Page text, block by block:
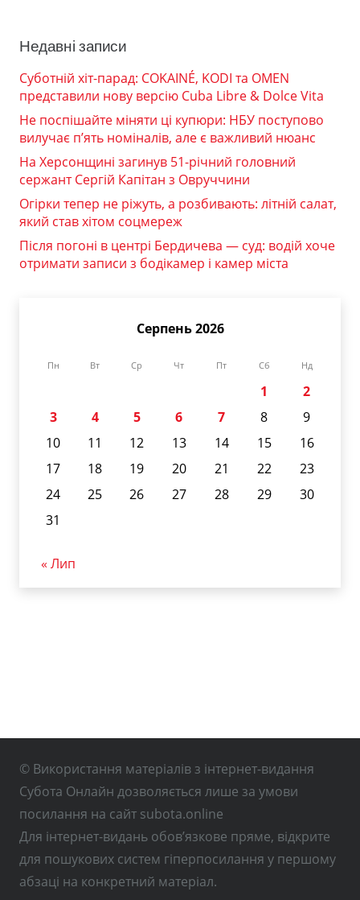
Недавні записи
Суботній хіт-парад: COKAINÉ, KODI та OMEN
представили нову версію Cuba Libre & Dolce Vita
Не поспішайте міняти ці купюри: НБУ поступово
вилучає п’ять номіналів, але є важливий нюанс
На Херсонщині загинув 51-річний головний
сержант Сергій Капітан з Овруччини
Огірки тепер не ріжуть, а розбивають: літній салат,
який став хітом соцмереж
Після погоні в центрі Бердичева — суд: водій хоче
отримати записи з бодікамер і камер міста
Серпень 2026
Пн Вт Ср Чт Пт Сб Нд
1
2
3
4 5 6 7 8
9
10
11 12 13 14 15
16
17
18 19 20 21 22
23
24
25 26 27 28 29
30
31
« Лип
© Використання матеріалів з інтернет-видання
Субота Онлайн дозволяється лише за умови
посилання на сайт subota.online
Для інтернет-видань обов’язкове пряме, відкрите
для пошукових систем гіперпосилання у першому
абзаці на конкретний матеріал.